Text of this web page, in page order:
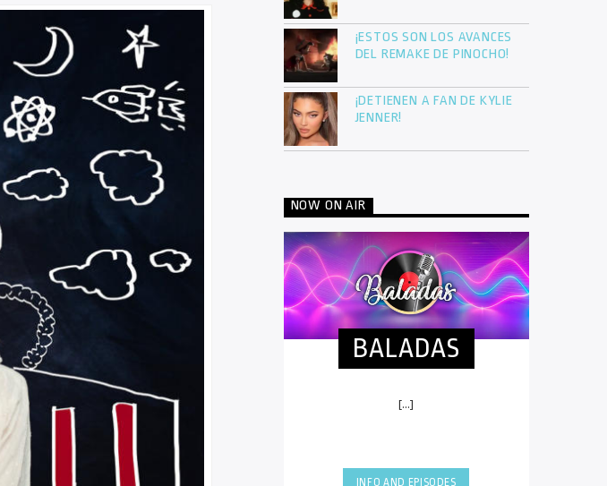
¡ESTOS SON LOS AVANCES
DEL REMAKE DE PINOCHO!
¡DETIENEN A FAN DE KYLIE
JENNER!
NOW ON AIR
BALADAS
[...]
INFO AND EPISODES